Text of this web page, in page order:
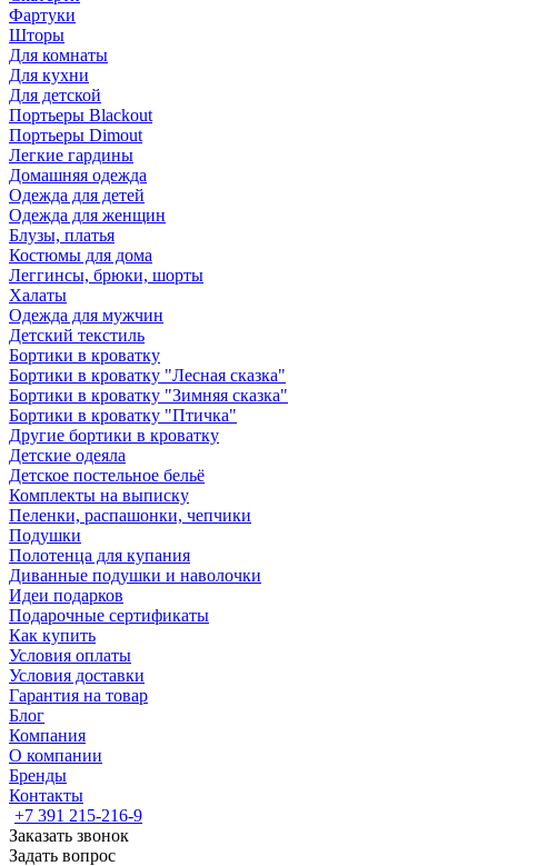
Фартуки
Шторы
Для комнаты
Для кухни
Для детской
Портьеры Blackout
Портьеры Dimout
Легкие гардины
Домашняя одежда
Одежда для детей
Одежда для женщин
Блузы, платья
Костюмы для дома
Леггинсы, брюки, шорты
Халаты
Одежда для мужчин
Детский текстиль
Бортики в кроватку
Бортики в кроватку "Лесная сказка"
Бортики в кроватку "Зимняя сказка"
Бортики в кроватку "Птичка"
Другие бортики в кроватку
Детские одеяла
Детское постельное бельё
Комплекты на выписку
Пеленки, распашонки, чепчики
Подушки
Полотенца для купания
Диванные подушки и наволочки
Идеи подарков
Подарочные сертификаты
Как купить
Условия оплаты
Условия доставки
Гарантия на товар
Блог
Компания
О компании
Бренды
Контакты
+7 391 215-216-9
Заказать звонок
Задать вопрос